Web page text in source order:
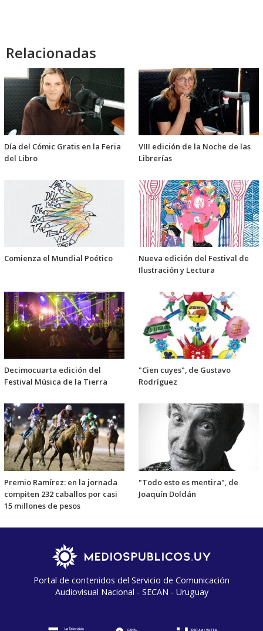
Relacionadas
Día del Cómic Gratis en la Feria
del Libro
VIII edición de la Noche de las
Librerías
Comienza el Mundial Poético
Nueva edición del Festival de
Ilustración y Lectura
Decimocuarta edición del
Festival Música de la Tierra
"Cien cuyes", de Gustavo
Rodríguez
Premio Ramírez: en la jornada
compiten 232 caballos por casi
15 millones de pesos
"Todo esto es mentira", de
Joaquín Doldán
Portal de contenidos del Servicio de Comunicación
Audiovisual Nacional - SECAN - Uruguay